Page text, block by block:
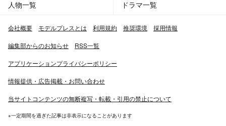
人物一覧 ドラマ一覧
会社概要 モデルプレスとは 利用規約 推奨環境 採用情報
編集部からのお知らせ RSS一覧
アプリケーションプライバシーポリシー
情報提供・広告掲載・お問い合わせ
当サイトコンテンツの無断複写・転載・引用の禁止について
※一定期間を過ぎた記事は非表示になることがあります